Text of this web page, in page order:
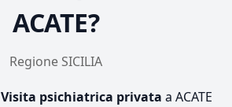
ACATE?
Regione SICILIA
Visita psichiatrica privata a ACATE